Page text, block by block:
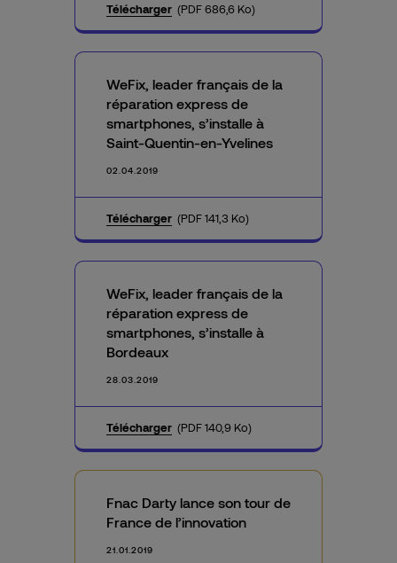
Télécharger (PDF 686,6 Ko)
WeFix, leader français de la
réparation express de
smartphones, s’installe à
Saint-Quentin-en-Yvelines
02.04.2019
Télécharger (PDF 141,3 Ko)
WeFix, leader français de la
réparation express de
smartphones, s’installe à
Bordeaux
28.03.2019
Télécharger (PDF 140,9 Ko)
Fnac Darty lance son tour de
France de l’innovation
21.01.2019